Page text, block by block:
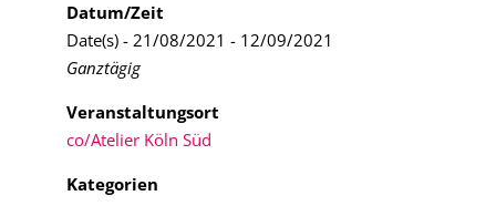
Datum/Zeit
Date(s) - 21/08/2021 - 12/09/2021
Ganztägig
Veranstaltungsort
co/Atelier Köln Süd
Kategorien